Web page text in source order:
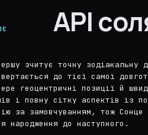
API
зчитує точну
до тієї самої
геоцентричні позиції й
і повну сітку аспектів із
за замовчуванням, тож
народження до наступного.